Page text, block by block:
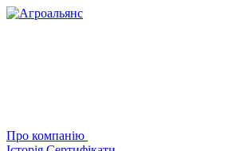
Про компанію